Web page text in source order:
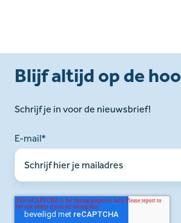
Blijf altijd op de
Schrijf je in voor de nieuwsbrief!
E-mail*